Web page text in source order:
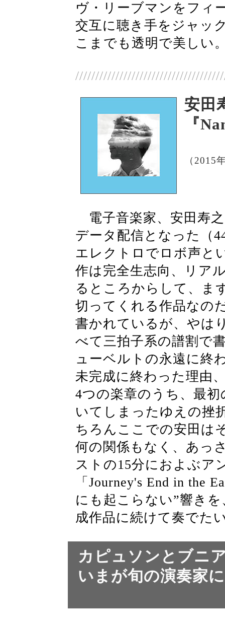
ヴ・リーブマンをフィ
交互に聴き手をジャッ
こまでも透明で美しい
安田
『
（2015
電子音楽家、安田寿
データ配信となった（
エレクトロでロボ声と
作は完全生志向、リア
るところからして、ま
切ってくれる作品なの
書かれているが、やは
べて三拍子系の譜割で
ューベルトの永遠に終
未完成に終わった理由
4つの楽章のうち、最
いてしまったゆえの挫
ちろんここでの安田は
何の関係もなく、あっ
ストの15分におよぶア
「Journey's End in the
にも起こらない”響き
成作品に続けて奏でた
カピュソンとブニ
いまが旬の演奏家